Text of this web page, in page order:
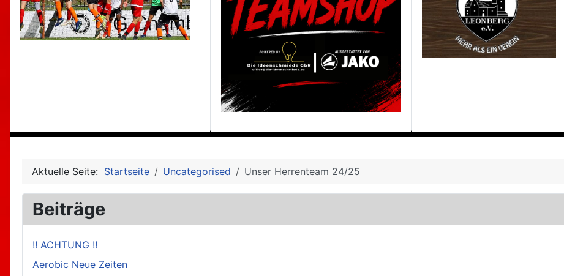
Aktuelle Seite: Startseite Uncategorised Unser Herrenteam 24/25
Beiträge
!! ACHTUNG !!
Aerobic Neue Zeiten